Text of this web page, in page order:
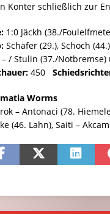
Konter schließlich zur
1:0 Jäckh (38./
Schäfer (29.), Schoch
– / Stulin (37./
450
Worms
– Antonaci (78.
(46. Lahn), Saiti –